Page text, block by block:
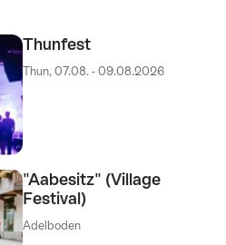
Thunfest
Thun, 07.08. - 09.08.2026
"Aabesitz" (Village
Festival)
Adelboden